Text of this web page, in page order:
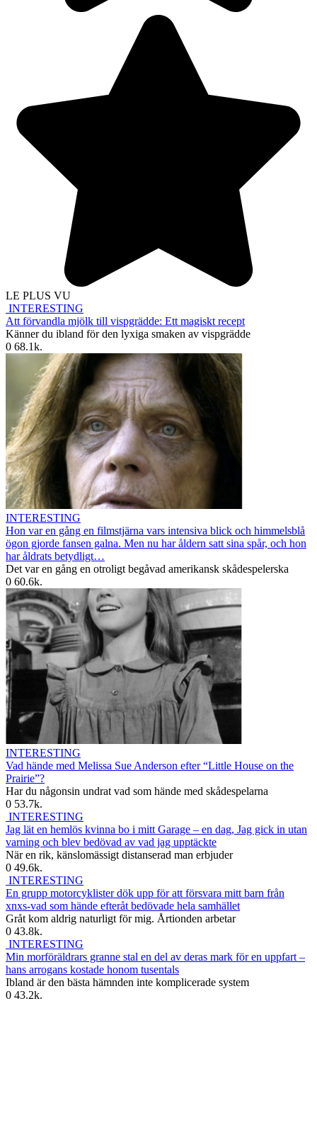
LE PLUS VU
INTERESTING
Att förvandla mjölk till vispgrädde: Ett magiskt recept
Känner du ibland för den lyxiga smaken av vispgrädde
0 68.1k.
INTERESTING
Hon var en gång en filmstjärna vars intensiva blick och himmelsblå
ögon gjorde fansen galna. Men nu har åldern satt sina spår, och hon
har åldrats betydligt…
Det var en gång en otroligt begåvad amerikansk skådespelerska
0 60.6k.
INTERESTING
Vad hände med Melissa Sue Anderson efter “Little House on the
Prairie”?
Har du någonsin undrat vad som hände med skådespelarna
0 53.7k.
INTERESTING
Jag lät en hemlös kvinna bo i mitt Garage – en dag, Jag gick in utan
varning och blev bedövad av vad jag upptäckte
När en rik, känslomässigt distanserad man erbjuder
0 49.6k.
INTERESTING
En grupp motorcyklister dök upp för att försvara mitt barn från
xnxs-vad som hände efteråt bedövade hela samhället
Gråt kom aldrig naturligt för mig. Årtionden arbetar
0 43.8k.
INTERESTING
Min morföräldrars granne stal en del av deras mark för en uppfart –
hans arrogans kostade honom tusentals
Ibland är den bästa hämnden inte komplicerade system
0 43.2k.